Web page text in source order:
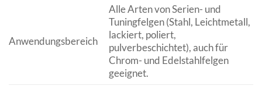
Anwendungsbereich
Alle Arten von Serien- und
Tuningfelgen (Stahl, Leichtmetall,
lackiert, poliert,
pulverbeschichtet), auch für
Chrom- und Edelstahlfelgen
geeignet.